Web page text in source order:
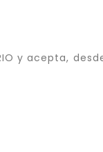
y acepta,